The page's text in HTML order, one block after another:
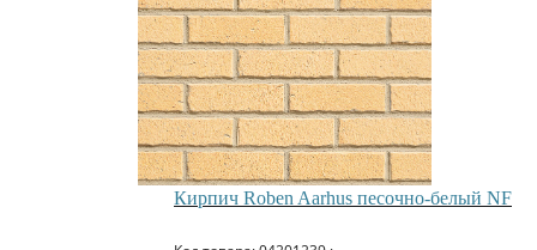
Кирпич Roben Aarhus песочно-белый NF